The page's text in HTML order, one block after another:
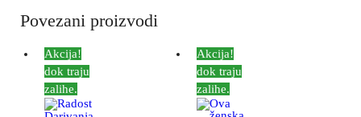
Povezani proizvodi
Akcija!
dok traju
zalihe.
Akcija!
dok traju
zalihe.